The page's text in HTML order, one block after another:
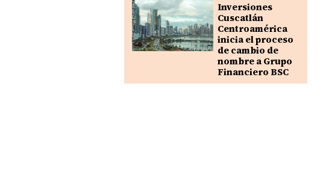
Inversiones
Cuscatlán
Centroamérica
inicia el proceso
de cambio de
nombre a Grupo
Financiero BSC